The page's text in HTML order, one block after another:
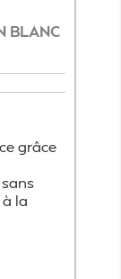
BLANC
grâce
la